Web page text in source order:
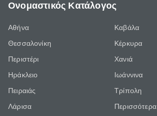
Ονομαστικός Κατάλογος
Αθήνα
Θεσσαλονίκη
Περιστέρι
Ηράκλειο
Πειραιάς
Λάρισα
Καβάλα
Κέρκυρα
Χανιά
Ιωάννινα
Τρίπολη
Περισσότερα